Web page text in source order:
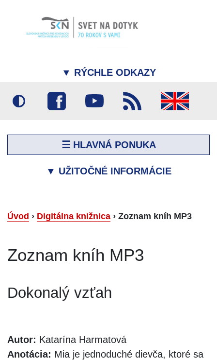
▼ RÝCHLE ODKAZY
☰ HLAVNÁ PONUKA
▼ UŽITOČNÉ INFORMÁCIE
Úvod › Digitálna knižnica › Zoznam kníh MP3
Zoznam kníh MP3
Dokonalý vzťah
Autor: Katarína Harmatová
Anotácia: Mia je jednoduché dievča, ktoré sa